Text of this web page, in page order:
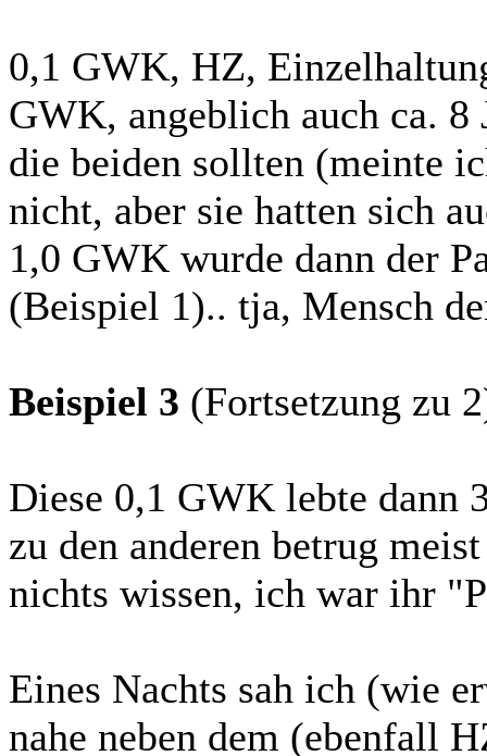
0,1 GWK, HZ,
GWK, angeblich auch ca.
die beiden sollten (meinte
nicht, aber sie hatten sich
1,0 GWK wurde dann der
(Beispiel 1).. tja, Mensch
Beispiel 3 (Fortsetzung zu
Diese 0,1 GWK lebte dann
zu den anderen betrug
nichts wissen, ich war ihr
Eines Nachts sah ich (wie
nahe neben dem (ebenfall